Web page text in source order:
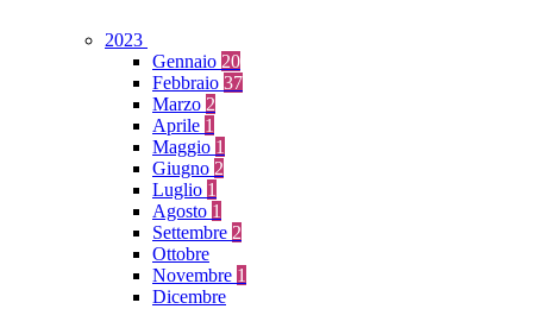
2023
Gennaio 20
Febbraio 37
Marzo 2
Aprile 1
Maggio 1
Giugno 2
Luglio 1
Agosto 1
Settembre 2
Ottobre
Novembre 1
Dicembre